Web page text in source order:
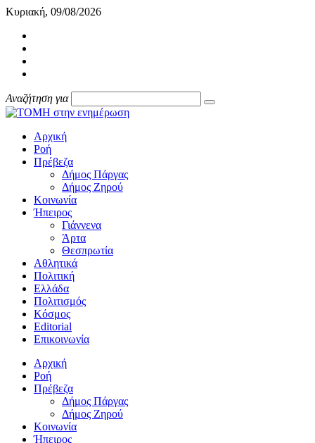
Κυριακή, 09/08/2026
Αναζήτηση για
Αρχική
Ροή
Πρέβεζα
Δήμος Πάργας
Δήμος Ζηρού
Κοινωνία
Ήπειρος
Γιάννενα
Άρτα
Θεσπρωτία
Αθλητικά
Πολιτική
Ελλάδα
Πολιτισμός
Κόσμος
Editorial
Επικοινωνία
Αρχική
Ροή
Πρέβεζα
Δήμος Πάργας
Δήμος Ζηρού
Κοινωνία
Ήπειρος